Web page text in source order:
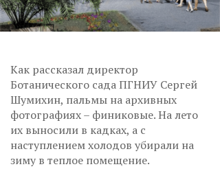
Как рассказал директор
Ботанического сада ПГНИУ Сергей
Шумихин, пальмы на архивных
фотографиях – финиковые. На лето
их выносили в кадках, а с
наступлением холодов убирали на
зиму в теплое помещение.